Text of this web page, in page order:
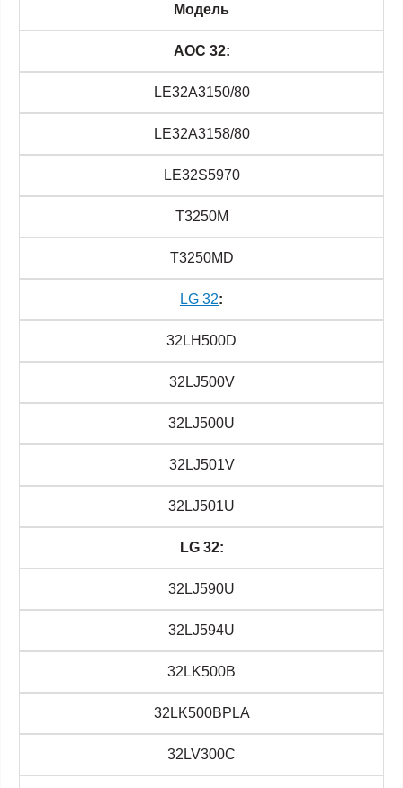
Модель
AOC 32:
LE32A3150/80
LE32A3158/80
LE32S5970
T3250M
T3250MD
LG 32:
32LH500D
32LJ500V
32LJ500U
32LJ501V
32LJ501U
LG 32:
32LJ590U
32LJ594U
32LK500B
32LK500BPLA
32LV300C